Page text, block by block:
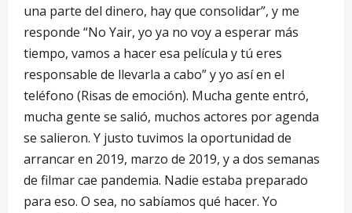
una parte del dinero, hay que consolidar”, y me
responde “No Yair, yo ya no voy a esperar más
tiempo, vamos a hacer esa película y tú eres
responsable de llevarla a cabo” y yo así en el
teléfono (Risas de emoción). Mucha gente entró,
mucha gente se salió, muchos actores por agenda
se salieron. Y justo tuvimos la oportunidad de
arrancar en 2019, marzo de 2019, y a dos semanas
de filmar cae pandemia. Nadie estaba preparado
para eso. O sea, no sabíamos qué hacer. Yo